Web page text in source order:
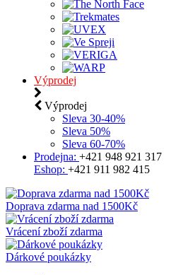
Výprodej
Výprodej
Sleva 30-40%
Sleva 50%
Sleva 60-70%
Prodejna: +421 948 921 317
Eshop: +421 911 982 415
Doprava zdarma nad 1500Kč
Vrácení zboží zdarma
Dárkové poukázky